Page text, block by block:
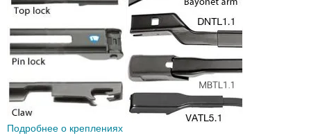
Подробнее о креплениях